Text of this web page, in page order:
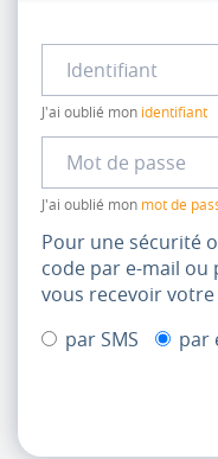
J'ai oublié mon identifiant
passe
J'ai oublié mon mot de
Pour une sécurité
code par e-mail ou
vous recevoir votre
par SMS
par